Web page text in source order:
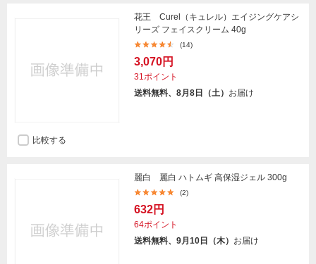
花王 Curel（キュレル）エイジングケアシ
リーズ フェイスクリーム 40g
(14)
3,070円
31ポイント
送料無料、8月8日（土） お届け
比較する
麗白 麗白 ハトムギ 高保湿ジェル 300g
(2)
632円
64ポイント
送料無料、9月10日（木） お届け